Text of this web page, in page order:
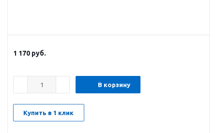
1 170 руб.
В корзину
Купить в 1 клик